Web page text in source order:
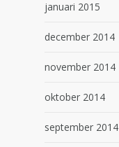
januari 2015
december 2014
november 2014
oktober 2014
september 2014